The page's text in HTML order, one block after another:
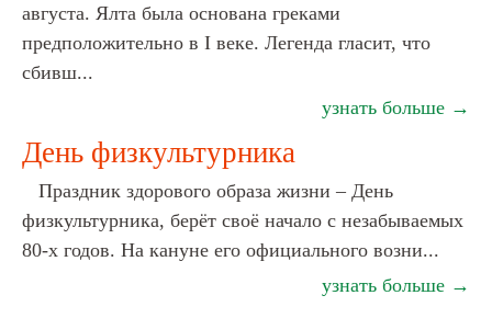
августа. Ялта была основана греками
предположительно в I веке. Легенда гласит, что
сбивш...
узнать больше →
День физкультурника
Праздник здорового образа жизни – День
физкультурника, берёт своё начало с незабываемых
80-х годов. На кануне его официального возни...
узнать больше →